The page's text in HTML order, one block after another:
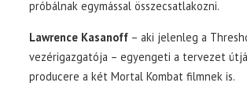
próbálnak egymással összecsatlakozni.
Lawrence Kasanoff – aki jelenleg a
vezérigazgatója – egyengeti a tervezet
producere a két Mortal Kombat filmnek is.